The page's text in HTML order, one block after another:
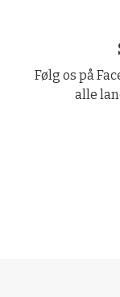
Følg os på
alle